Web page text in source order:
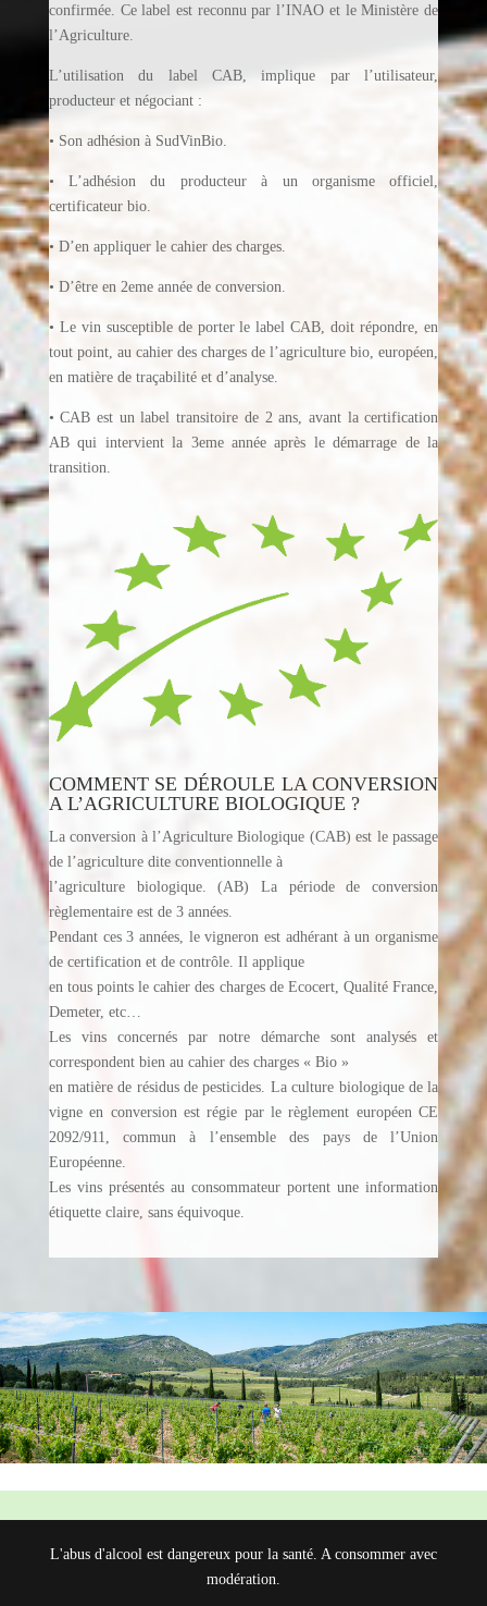
confirmée. Ce label est reconnu par l’INAO et le Ministère de
l’Agriculture.
L’utilisation du label CAB, implique par l’utilisateur,
producteur et négociant :
• Son adhésion à SudVinBio.
• L’adhésion du producteur à un organisme officiel,
certificateur bio.
• D’en appliquer le cahier des charges.
• D’être en 2eme année de conversion.
• Le vin susceptible de porter le label CAB, doit répondre, en
tout point, au cahier des charges de l’agriculture bio, européen,
en matière de traçabilité et d’analyse.
• CAB est un label transitoire de 2 ans, avant la certification
AB qui intervient la 3eme année après le démarrage de la
transition.
COMMENT SE DÉROULE LA CONVERSION
A L’AGRICULTURE BIOLOGIQUE ?
La conversion à l’Agriculture Biologique (CAB) est le passage
de l’agriculture dite conventionnelle à
l’agriculture biologique. (AB) La période de conversion
règlementaire est de 3 années.
Pendant ces 3 années, le vigneron est adhérant à un organisme
de certification et de contrôle. Il applique
en tous points le cahier des charges de Ecocert, Qualité France,
Demeter, etc…
Les vins concernés par notre démarche sont analysés et
correspondent bien au cahier des charges « Bio »
en matière de résidus de pesticides. La culture biologique de la
vigne en conversion est régie par le règlement européen CE
2092/911, commun à l’ensemble des pays de l’Union
Européenne.
Les vins présentés au consommateur portent une information
étiquette claire, sans équivoque.
L'abus d'alcool est dangereux pour la santé. A consommer avec
modération.